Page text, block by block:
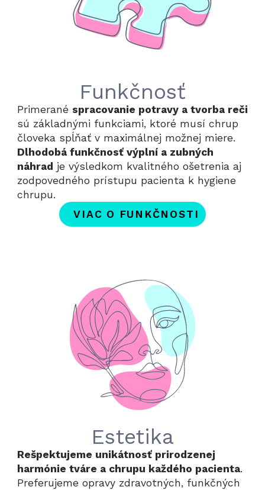
Funkčnosť
Primerané spracovanie potravy a tvorba reči
sú základnými funkciami, ktoré musí chrup
človeka spĺňať v maximálnej možnej miere.
Dlhodobá funkčnosť výplní a zubných
náhrad je výsledkom kvalitného ošetrenia aj
zodpovedného prístupu pacienta k hygiene
chrupu.
VIAC O FUNKČNOSTI
Estetika
Rešpektujeme unikátnosť prirodzenej
harmónie tváre a chrupu každého pacienta.
Preferujeme opravy zdravotných, funkčných